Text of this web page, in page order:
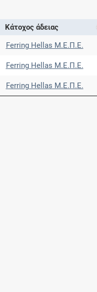
Κάτοχος άδειας
Ferring Hellas Μ.Ε.Π.Ε.
Ferring Hellas Μ.Ε.Π.Ε.
Ferring Hellas Μ.Ε.Π.Ε.